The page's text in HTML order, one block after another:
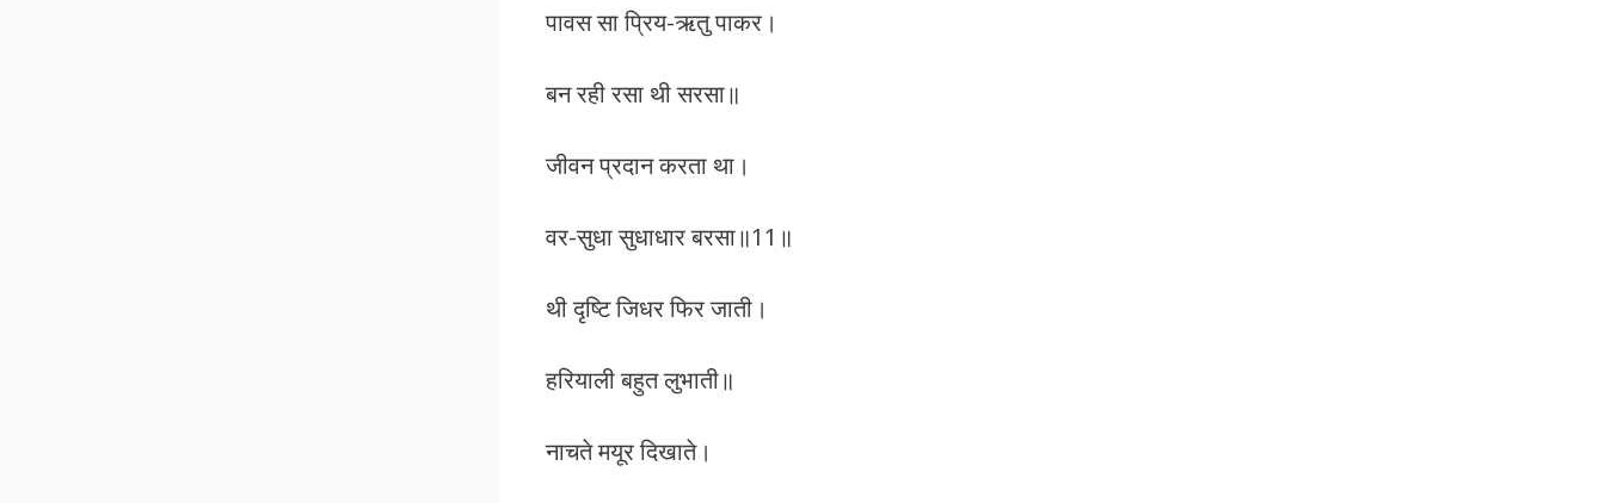
पावस सा प्रिय-ऋतु पाकर।
बन रही रसा थी सरसा॥
जीवन प्रदान करता था।
वर-सुधा सुधाधार बरसा॥11॥
थी दृष्टि जिधर फिर जाती।
हरियाली बहुत लुभाती॥
नाचते मयूर दिखाते।